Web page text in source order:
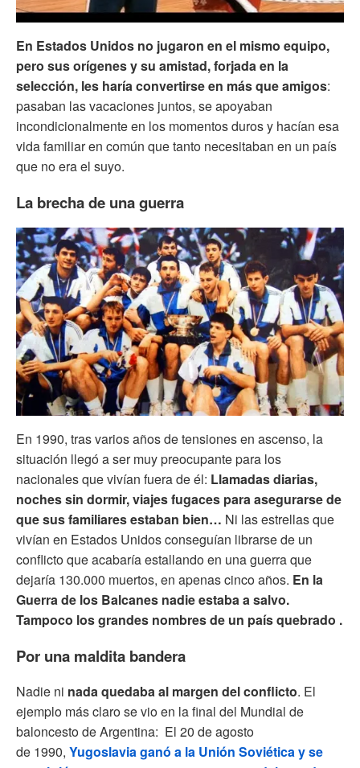
En Estados Unidos no jugaron en el mismo equipo,
pero sus orígenes y su amistad, forjada en la
selección, les haría convertirse en más que amigos:
pasaban las vacaciones juntos, se apoyaban
incondicionalmente en los momentos duros y hacían esa
vida familiar en común que tanto necesitaban en un país
que no era el suyo.
La brecha de una guerra
En 1990, tras varios años de tensiones en ascenso, la
situación llegó a ser muy preocupante para los
nacionales que vivían fuera de él: Llamadas diarias,
noches sin dormir, viajes fugaces para asegurarse de
que sus familiares estaban bien… Ni las estrellas que
vivían en Estados Unidos conseguían librarse de un
conflicto que acabaría estallando en una guerra que
dejaría 130.000 muertos, en apenas cinco años. En la
Guerra de los Balcanes nadie estaba a salvo.
Tampoco los grandes nombres de un país quebrado .
Por una maldita bandera
Nadie ni nada quedaba al margen del conflicto. El
ejemplo más claro se vio en la final del Mundial de
baloncesto de Argentina: El 20 de agosto
de 1990, Yugoslavia ganó a la Unión Soviética y se